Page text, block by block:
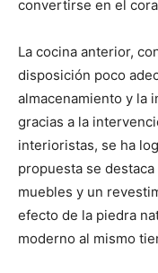
convertirse en el
La cocina anterior,
disposición poco
almacenamiento y la
gracias a la
interioristas, se ha
propuesta se
muebles y un
efecto de la piedra
moderno al mismo